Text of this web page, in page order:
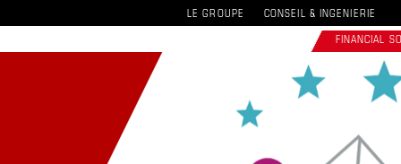
LE GROUPE CONSEIL & INGENIERIE
FINANCIAL